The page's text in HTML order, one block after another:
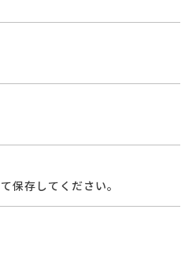
保存してください。